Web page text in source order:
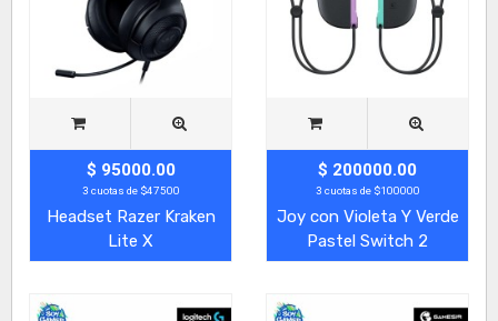
$ 95000.00
3 cuotas de $47500
Headset Razer Kraken
Lite X
$ 200000.00
3 cuotas de $100000
Joy con Violeta Y Verde
Pastel Switch 2